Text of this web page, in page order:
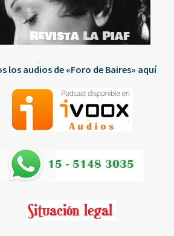
los audios de «Foro de Baires» aquí